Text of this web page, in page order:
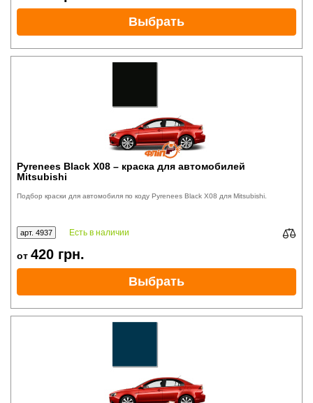
Выбрать
Pyrenees Black X08 – краска для автомобилей
Mitsubishi
Подбор краски для автомобиля по коду Pyrenees Black X08 для Mitsubishi.
арт. 4937 Есть в наличии
от 420 грн.
Выбрать